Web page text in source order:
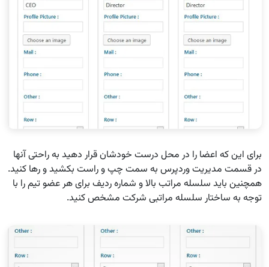
برای این که اعضا را در محل درست خودشان قرار دهید به راحتی آنها
در قسمت مدیریت وردپرس به سمت چپ و راست بکشید و رها کنید.
همچنین باید سلسله مراتب بالا و شماره ردیف برای هر عضو تیم را با
توجه به ساختار سلسله مراتبی شرکت مشخص کنید.